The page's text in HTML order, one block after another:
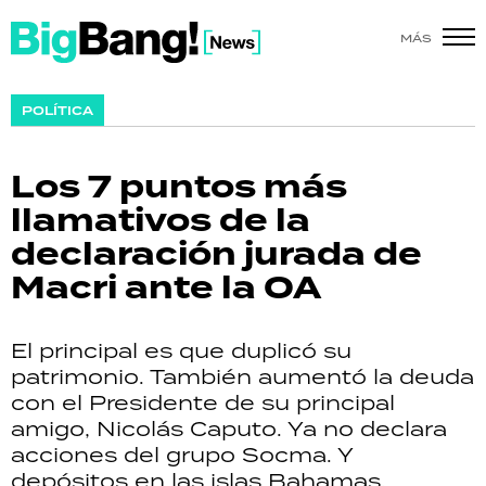
MÁS
POLÍTICA
Los 7 puntos más
llamativos de la
declaración jurada de
Macri ante la OA
El principal es que duplicó su
patrimonio. También aumentó la deuda
con el Presidente de su principal
amigo, Nicolás Caputo. Ya no declara
acciones del grupo Socma. Y
depósitos en las islas Bahamas.
SHOW
ACTUALIDAD
POLICIALES
ECONOMÍA
GRAN HERMANO
SALUD
DEPORTES